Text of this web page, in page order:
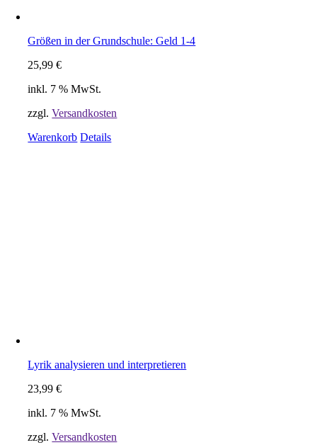
Größen in der Grundschule: Geld 1-4
25,99€
inkl. 7 % MwSt.
zzgl.Versandkosten
Warenkorb Details
Lyrik analysieren und interpretieren
23,99€
inkl. 7 % MwSt.
zzgl.Versandkosten